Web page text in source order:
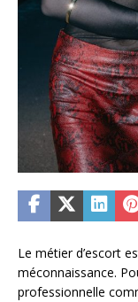
Le métier d’escort
méconnaissance.
professionnelle